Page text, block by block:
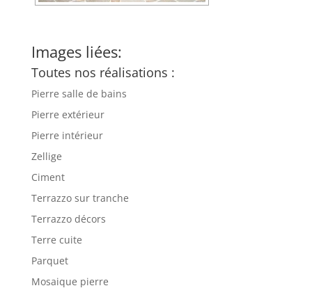
Images liées:
Toutes nos réalisations :
Pierre salle de bains
Pierre extérieur
Pierre intérieur
Zellige
Ciment
Terrazzo sur tranche
Terrazzo décors
Terre cuite
Parquet
Mosaique pierre